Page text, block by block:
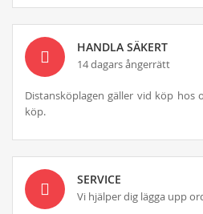
HANDLA SÄKERT
14 dagars ångerrätt
Distansköplagen gäller vid köp hos
köp.
SERVICE
Vi hjälper dig lägga upp